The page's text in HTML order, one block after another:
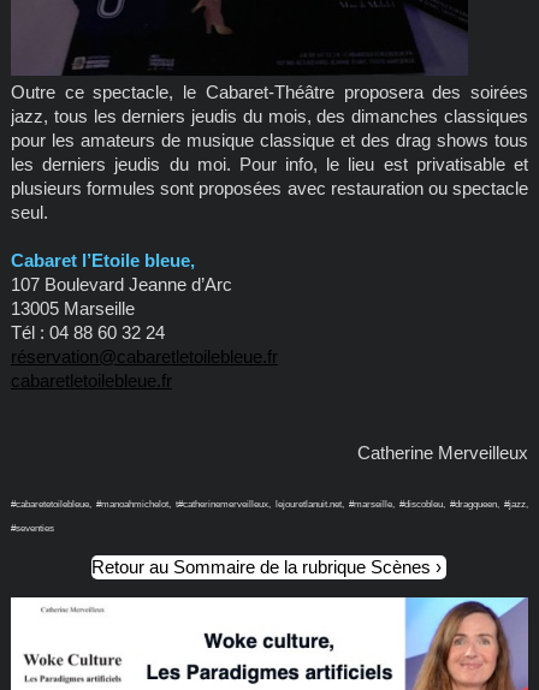
Outre ce spectacle, le Cabaret-Théâtre proposera des soirées
jazz, tous les derniers jeudis du mois, des dimanches classiques
pour les amateurs de musique classique et des drag shows tous
les derniers jeudis du moi. Pour info, le lieu est privatisable et
plusieurs formules sont proposées avec restauration ou spectacle
seul.
Cabaret l’Etoile bleue,
107 Boulevard Jeanne d’Arc
13005 Marseille
Tél : 04 88 60 32 24
réservation@cabaretletoilebleue.fr
cabaretletoilebleue.fr
Catherine Merveilleux
#cabaretetoilebleue, #manoahmichelot, t#catherinemerveilleux, lejouretlanuit.net, #marseille, #discobleu, #dragqueen, #jazz,
#seventies
Retour au Sommaire de la rubrique Scènes